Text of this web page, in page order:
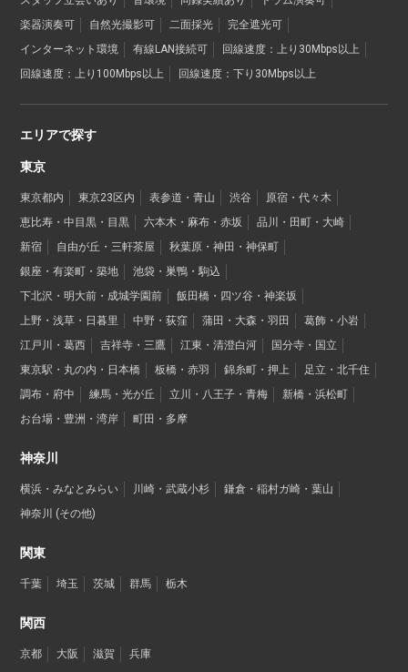
楽器演奏可
自然光撮影可 二面採光
完全遮光可
インターネット環境
有線LAN接続可
回線速度：上り30Mbps以上
回線速度：上り100Mbps以上
回線速度：下り30Mbps以上
エリアで探す
東京
東京都内 東京23区内 表参道・青山 渋谷
原宿・代々木
恵比寿・中目黒・目黒
六本木・麻布・赤坂
品川・田町・大崎
新宿
自由が丘・三軒茶屋
秋葉原・神田・神保町
銀座・有楽町・築地
池袋・巣鴨・駒込
下北沢・明大前・成城学園前
飯田橋・四ツ谷・神楽坂
上野・浅草・日暮里
中野・荻窪 蒲田・大森・羽田
葛飾・小岩
江戸川・葛西
吉祥寺・三鷹 江東・清澄白河
国分寺・国立
東京駅・丸の内・日本橋
板橋・赤羽 錦糸町・押上
足立・北千住
調布・府中
練馬・光が丘 立川・八王子・青梅
新橋・浜松町
お台場・豊洲・湾岸
町田・多摩
神奈川
横浜・みなとみらい 川崎・武蔵小杉
鎌倉・稲村ガ崎・葉山
神奈川 (その他)
関東
千葉 埼玉 茨城 群馬 栃木
関西
京都 大阪 滋賀 兵庫